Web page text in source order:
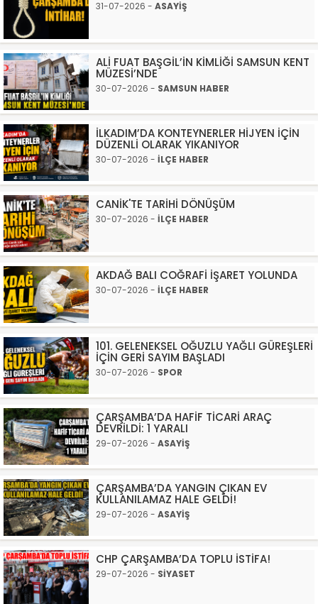
31-07-2026 - ASAYİŞ
ALİ FUAT BAŞGİL’İN KİMLİĞİ SAMSUN KENT
MÜZESİ’NDE
30-07-2026 - SAMSUN HABER
İLKADIM’DA KONTEYNERLER HİJYEN İÇİN
DÜZENLİ OLARAK YIKANIYOR
30-07-2026 - İLÇE HABER
CANİK'TE TARİHİ DÖNÜŞÜM
30-07-2026 - İLÇE HABER
AKDAĞ BALI COĞRAFİ İŞARET YOLUNDA
30-07-2026 - İLÇE HABER
101. GELENEKSEL OĞUZLU YAĞLI GÜREŞLERİ
İÇİN GERİ SAYIM BAŞLADI
30-07-2026 - SPOR
ÇARŞAMBA’DA HAFİF TİCARİ ARAÇ
DEVRİLDİ: 1 YARALI
29-07-2026 - ASAYİŞ
ÇARŞAMBA’DA YANGIN ÇIKAN EV
KULLANILAMAZ HALE GELDİ!
29-07-2026 - ASAYİŞ
CHP ÇARŞAMBA’DA TOPLU İSTİFA!
29-07-2026 - SİYASET